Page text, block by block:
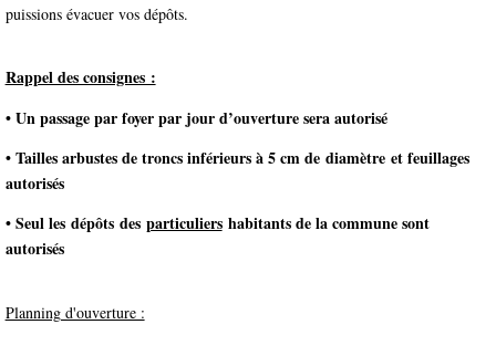
puissions évacuer vos dépôts.
Rappel des consignes :
• Un passage par foyer par jour d’ouverture sera autorisé
• Tailles arbustes de troncs inférieurs à 5 cm de diamètre et feuillages
autorisés
• Seul les dépôts des particuliershabitants de la commune sont
autorisés
Planning d'ouverture :